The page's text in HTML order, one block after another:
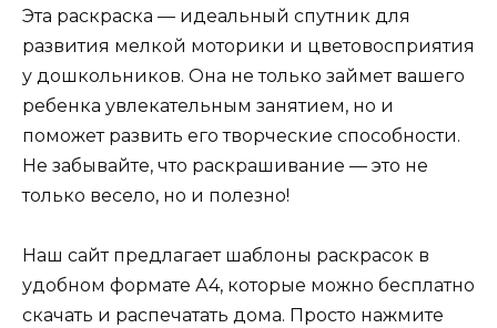
Эта раскраска — идеальный спутник для
развития мелкой моторики и цветовосприятия
у дошкольников. Она не только займет вашего
ребенка увлекательным занятием, но и
поможет развить его творческие способности.
Не забывайте, что раскрашивание — это не
только весело, но и полезно!
Наш сайт предлагает шаблоны раскрасок в
удобном формате А4, которые можно бесплатно
скачать и распечатать дома. Просто нажмите